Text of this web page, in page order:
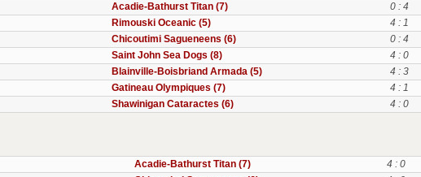
Acadie-Bathurst Titan (7)
0 : 4
Rimouski Oceanic (5)
4 : 1
Chicoutimi Sagueneens (6)
0 : 4
Saint John Sea Dogs (8)
4 : 0
Blainville-Boisbriand Armada (5)
4 : 3
Gatineau Olympiques (7)
4 : 1
Shawinigan Cataractes (6) 4 : 0
Acadie-Bathurst Titan (7)
4 : 0